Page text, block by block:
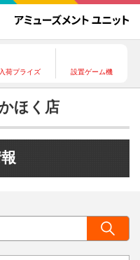
入荷プライズ 設置ゲーム機
ほく店